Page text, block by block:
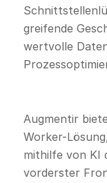
greifende
wertvolle
Augmentir
Worker-
mithilfe von KI
vorderster